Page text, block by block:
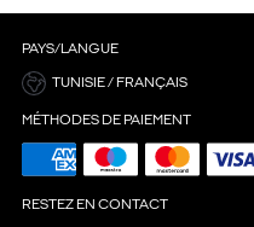
PAYS/LANGUE
TUNISIE / FRANÇAIS
MÉTHODES DE PAIEMENT
RESTEZ EN CONTACT